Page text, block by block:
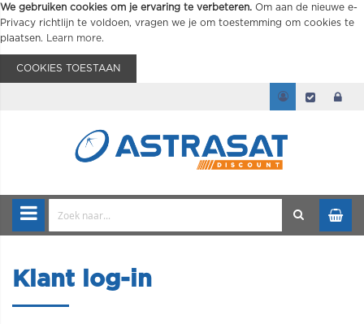
We gebruiken cookies om je ervaring te verbeteren. Om aan de nieuwe e-
Privacy richtlijn te voldoen, vragen we je om toestemming om cookies te
plaatsen.
Learn more.
COOKIES TOESTAAN
Klant log-in